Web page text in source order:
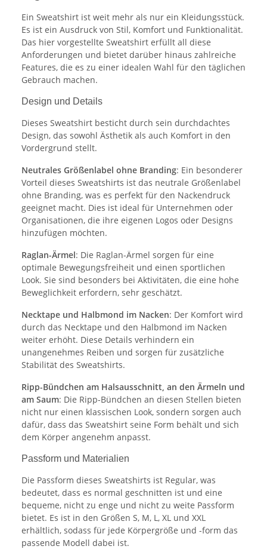
Ein Sweatshirt ist weit mehr als nur ein Kleidungsstück.
Es ist ein Ausdruck von Stil, Komfort und Funktionalität.
Das hier vorgestellte Sweatshirt erfüllt all diese
Anforderungen und bietet darüber hinaus zahlreiche
Features, die es zu einer idealen Wahl für den täglichen
Gebrauch machen.
Design und Details
Dieses Sweatshirt besticht durch sein durchdachtes
Design, das sowohl Ästhetik als auch Komfort in den
Vordergrund stellt.
Neutrales Größenlabel ohne Branding: Ein besonderer
Vorteil dieses Sweatshirts ist das neutrale Größenlabel
ohne Branding, was es perfekt für den Nackendruck
geeignet macht. Dies ist ideal für Unternehmen oder
Organisationen, die ihre eigenen Logos oder Designs
hinzufügen möchten.
Raglan-Ärmel: Die Raglan-Ärmel sorgen für eine
optimale Bewegungsfreiheit und einen sportlichen
Look. Sie sind besonders bei Aktivitäten, die eine hohe
Beweglichkeit erfordern, sehr geschätzt.
Necktape und Halbmond im Nacken: Der Komfort wird
durch das Necktape und den Halbmond im Nacken
weiter erhöht. Diese Details verhindern ein
unangenehmes Reiben und sorgen für zusätzliche
Stabilität des Sweatshirts.
Ripp-Bündchen am Halsausschnitt, an den Ärmeln und
am Saum: Die Ripp-Bündchen an diesen Stellen bieten
nicht nur einen klassischen Look, sondern sorgen auch
dafür, dass das Sweatshirt seine Form behält und sich
dem Körper angenehm anpasst.
Passform und Materialien
Die Passform dieses Sweatshirts ist Regular, was
bedeutet, dass es normal geschnitten ist und eine
bequeme, nicht zu enge und nicht zu weite Passform
bietet. Es ist in den Größen S, M, L, XL und XXL
erhältlich, sodass für jede Körpergröße und -form das
passende Modell dabei ist.